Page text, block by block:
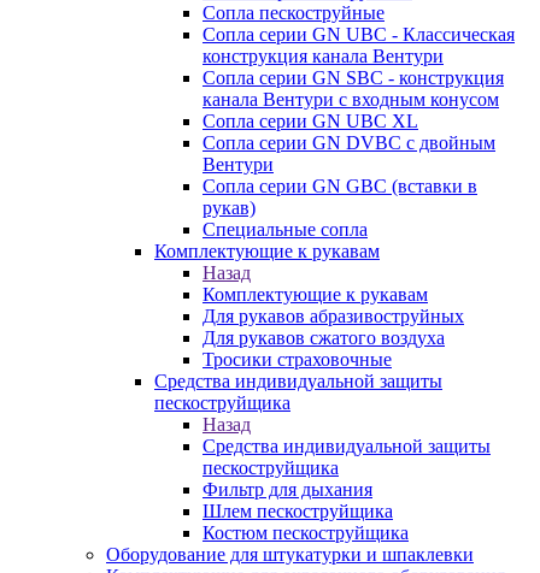
Сопла пескоструйные
Сопла серии GN UBC - Классическая
конструкция канала Вентури
Сопла серии GN SBC - конструкция
канала Вентури c входным конусом
Сопла серии GN UBC XL
Сопла серии GN DVBC с двойным
Вентури
Сопла серии GN GBC (вставки в
рукав)
Специальные сопла
Комплектующие к рукавам
Назад
Комплектующие к рукавам
Для рукавов абразивоструйных
Для рукавов сжатого воздуха
Тросики страховочные
Средства индивидуальной защиты
пескоструйщика
Назад
Средства индивидуальной защиты
пескоструйщика
Фильтр для дыхания
Шлем пескоструйщика
Костюм пескоструйщика
Оборудование для штукатурки и шпаклевки